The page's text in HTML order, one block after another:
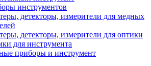
инструментов
детекторы, измерители для медных
детекторы, измерители для оптики
для инструмента
приборы и инструмент